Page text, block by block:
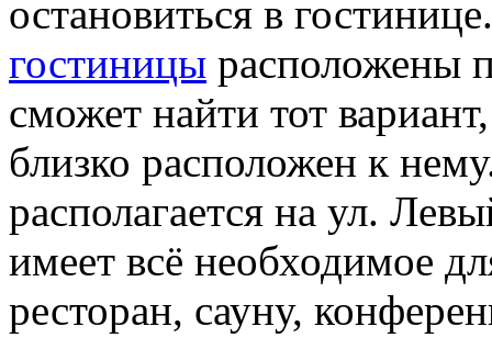
остановиться в
гостиницы расположены
сможет найти тот
близко расположен к
располагается на ул.
имеет всё необходимое
ресторан, сауну,